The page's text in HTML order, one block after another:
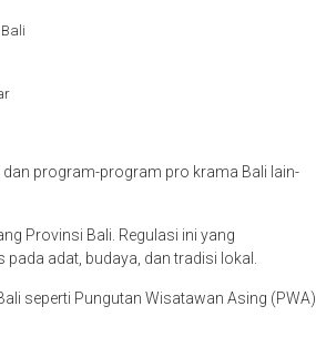
program-program pro krama Bali lain-
Provinsi Bali. Regulasi ini yang
adat, budaya, dan tradisi lokal.
seperti Pungutan Wisatawan Asing (PWA)